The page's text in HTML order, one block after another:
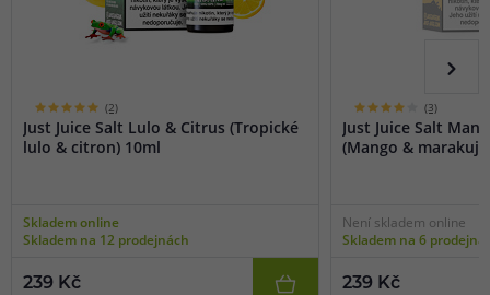
(2)
Just Juice Salt Lulo & Citrus (Tropické
lulo & citron) 10ml
Skladem online
Skladem na 12 prodejnách
239 Kč
(3)
Just Juice Salt
(Mango &
Není skladem online
Skladem na 6
239 Kč